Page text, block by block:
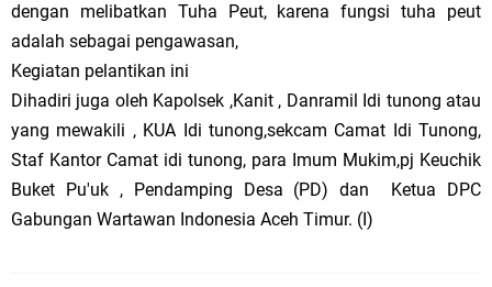
dengan melibatkan Tuha Peut, karena fungsi tuha peut
adalah sebagai pengawasan,
Kegiatan pelantikan ini
Dihadiri juga oleh Kapolsek ,Kanit , Danramil Idi tunong atau
yang mewakili , KUA Idi tunong,sekcam Camat Idi Tunong,
Staf Kantor Camat idi tunong, para Imum Mukim,pj Keuchik
Buket Pu'uk , Pendamping Desa (PD) dan Ketua DPC
Gabungan Wartawan Indonesia Aceh Timur. (I)